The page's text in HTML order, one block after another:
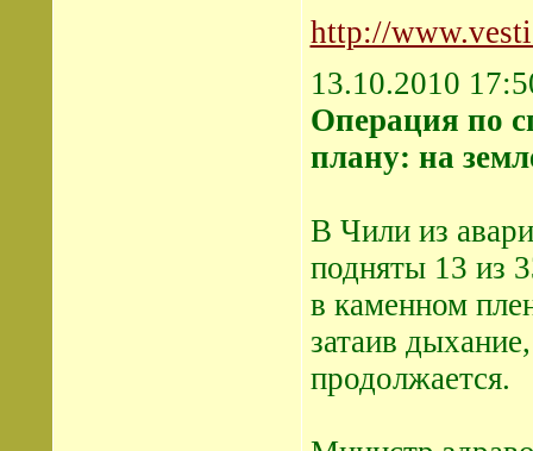
http://
13.10.2010
Операция по
плану: на
В Чили из
подняты 13 из
в каменном
затаив
продолжается.